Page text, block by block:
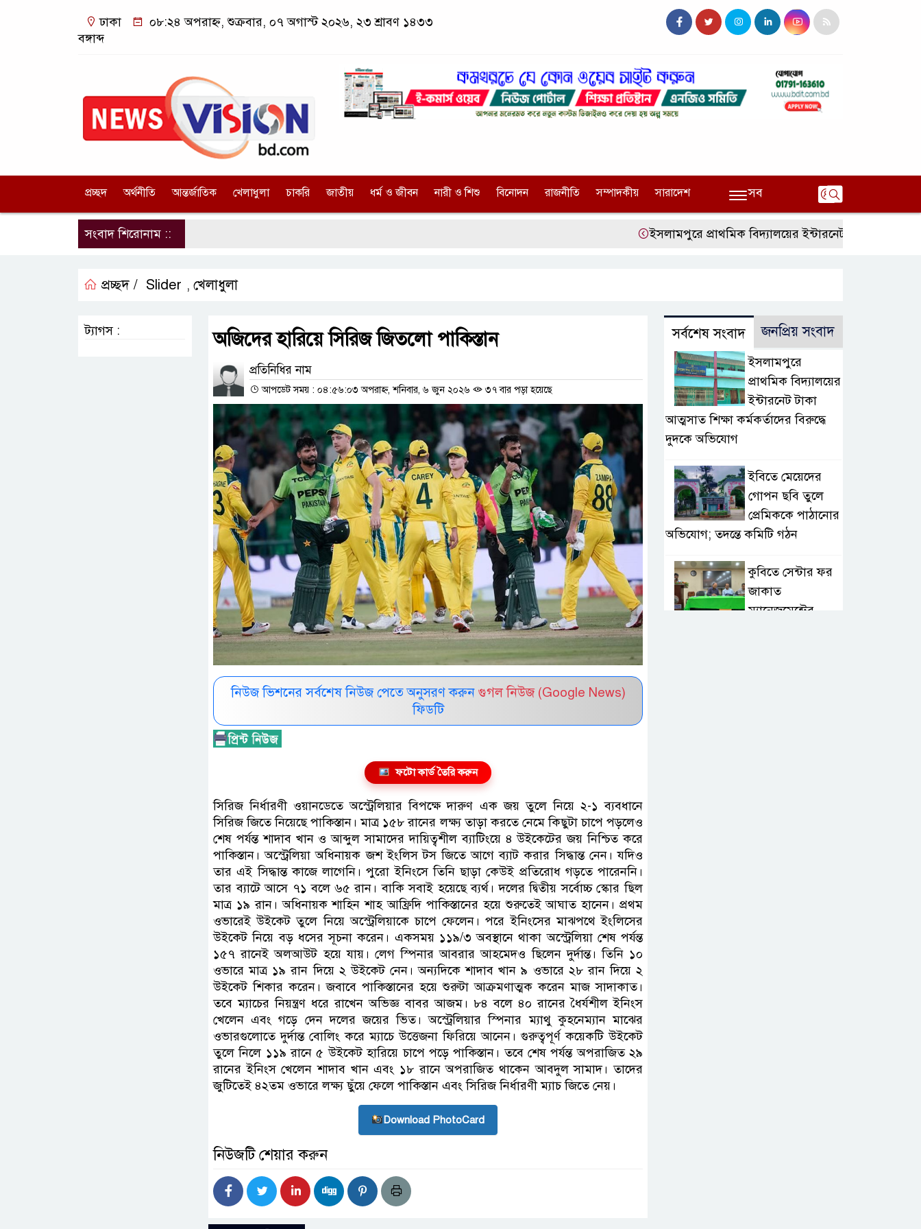
ঢাকা
০৮:২৪ অপরাহ্ন, শুক্রবার, ০৭ অগাস্ট ২০২৬, ২৩ শ্রাবণ ১৪৩৩
বঙ্গাব্দ
প্রচ্ছদ অর্থনীতি আন্তর্জাতিক খেলাধুলা চাকরি জাতীয় ধর্ম ও জীবন নারী ও শিশু বিনোদন রাজনীতি সম্পাদকীয় সারাদেশ সব
সংবাদ শিরোনাম :: ​ইসলামপুরে প্রাথমিক বিদ্যালয়ের ইন্টারনেট টাকা আত্মসাত
প্রচ্ছদ / Slider , খেলাধুলা
অজিদের হারিয়ে সিরিজ জিতলো পাকিস্তান
প্রতিনিধির নাম
আপডেট সময় : ০৪:৫৬:০৩ অপরাহ্ন, শনিবার, ৬ জুন ২০২৬ ৩৭ বার পড়া হয়েছে
নিউজ ভিশনের সর্বশেষ নিউজ পেতে অনুসরণ করুন গুগল নিউজ (Google News)
ফিডটি
ফটো কার্ড তৈরি করুন
সিরিজ নির্ধারণী ওয়ানডেতে অস্ট্রেলিয়ার বিপক্ষে দারুণ এক জয় তুলে নিয়ে ২-১ ব্যবধানে
সিরিজ জিতে নিয়েছে পাকিস্তান। মাত্র ১৫৮ রানের লক্ষ্য তাড়া করতে নেমে কিছুটা চাপে পড়লেও
শেষ পর্যন্ত শাদাব খান ও আব্দুল সামাদের দায়িত্বশীল ব্যাটিংয়ে ৪ উইকেটের জয় নিশ্চিত করে
পাকিস্তান। অস্ট্রেলিয়া অধিনায়ক জশ ইংলিস টস জিতে আগে ব্যাট করার সিদ্ধান্ত নেন। যদিও
তার এই সিদ্ধান্ত কাজে লাগেনি। পুরো ইনিংসে তিনি ছাড়া কেউই প্রতিরোধ গড়তে পারেননি।
তার ব্যাটে আসে ৭১ বলে ৬৫ রান। বাকি সবাই হয়েছে ব্যর্থ। দলের দ্বিতীয় সর্বোচ্চ স্কোর ছিল
মাত্র ১৯ রান। অধিনায়ক শাহিন শাহ আফ্রিদি পাকিস্তানের হয়ে শুরুতেই আঘাত হানেন। প্রথম
ওভারেই উইকেট তুলে নিয়ে অস্ট্রেলিয়াকে চাপে ফেলেন। পরে ইনিংসের মাঝপথে ইংলিসের
উইকেট নিয়ে বড় ধসের সূচনা করেন। একসময় ১১৯/৩ অবস্থানে থাকা অস্ট্রেলিয়া শেষ পর্যন্ত
১৫৭ রানেই অলআউট হয়ে যায়। লেগ স্পিনার আবরার আহমেদও ছিলেন দুর্দান্ত। তিনি ১০
ওভারে মাত্র ১৯ রান দিয়ে ২ উইকেট নেন। অন্যদিকে শাদাব খান ৯ ওভারে ২৮ রান দিয়ে ২
উইকেট শিকার করেন। জবাবে পাকিস্তানের হয়ে শুরুটা আক্রমণাত্মক করেন মাজ সাদাকাত।
তবে ম্যাচের নিয়ন্ত্রণ ধরে রাখেন অভিজ্ঞ বাবর আজম। ৮৪ বলে ৪০ রানের ধৈর্যশীল ইনিংস
খেলেন এবং গড়ে দেন দলের জয়ের ভিত। অস্ট্রেলিয়ার স্পিনার ম্যাথু কুহনেম্যান মাঝের
ওভারগুলোতে দুর্দান্ত বোলিং করে ম্যাচে উত্তেজনা ফিরিয়ে আনেন। গুরুত্বপূর্ণ কয়েকটি উইকেট
তুলে নিলে ১১৯ রানে ৫ উইকেট হারিয়ে চাপে পড়ে পাকিস্তান। তবে শেষ পর্যন্ত অপরাজিত ২৯
রানের ইনিংস খেলেন শাদাব খান এবং ১৮ রানে অপরাজিত থাকেন আবদুল সামাদ। তাদের
জুটিতেই ৪২তম ওভারে লক্ষ্য ছুঁয়ে ফেলে পাকিস্তান এবং সিরিজ নির্ধারণী ম্যাচ জিতে নেয়।
Download PhotoCard
নিউজটি শেয়ার করুন
ট্যাগস : সর্বশেষ সংবাদ জনপ্রিয় সংবাদ
​ইসলামপুরে
প্রাথমিক বিদ্যালয়ের
ইন্টারনেট টাকা
আত্মসাত শিক্ষা কর্মকর্তাদের বিরুদ্ধে
দুদকে অভিযোগ
ইবিতে মেয়েদের
গোপন ছবি তুলে
প্রেমিককে পাঠানোর
অভিযোগ; তদন্তে কমিটি গঠন
কুবিতে সেন্টার ফর
জাকাত
ম্যানেজমেন্টের